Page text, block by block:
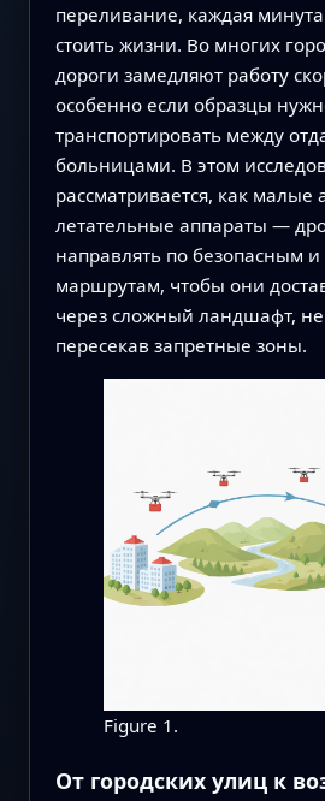
переливание, каждая
стоить жизни. Во многих
дороги замедляют работу
особенно если образцы
транспортировать между
больницами. В этом
рассматривается, как
летательные аппараты —
направлять по безопасным
маршрутам, чтобы они
через сложный ландшафт,
пересекав запретные зоны.
Figure 1.
От городских улиц к